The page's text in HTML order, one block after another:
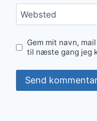
Websted
Gem mit navn,
til næste gang jeg